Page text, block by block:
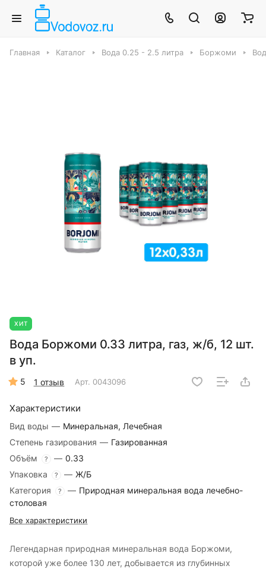
Главная Каталог Вода 0.25 - 2.5 литра Боржоми
ХИТ
Вода Боржоми 0.33 литра, газ, ж/б, 12 шт.
в уп.
5 1 отзыв Арт. 0043096
Характеристики
Вид воды — Минеральная, Лечебная
Степень газирования — Газированная
Объём
? — 0.33
Упаковка
? — Ж/Б
Категория
? — Природная минеральная вода лечебно-
столовая
Все характеристики
Легендарная природная минеральная вода Боржоми,
которой уже более 130 лет, добывается из глубинных